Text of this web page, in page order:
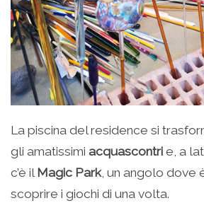
La piscina del residence si
gli amatissimi acquascontri e, a
c’è il Magic Park, un angolo dove
scoprire i giochi di una volta.